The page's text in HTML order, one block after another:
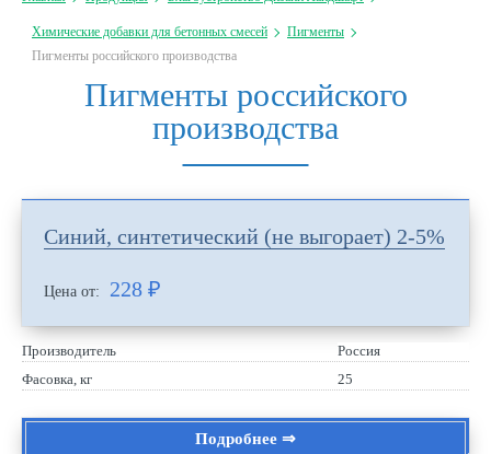
Химические добавки для бетонных смесей
Пигменты
Пигменты российского производства
Пигменты российского
производства
Синий, синтетический (не выгорает) 2-5%
Цена от: 228 ₽
Производитель
Россия
Фасовка, кг
25
Подробнее ⇒